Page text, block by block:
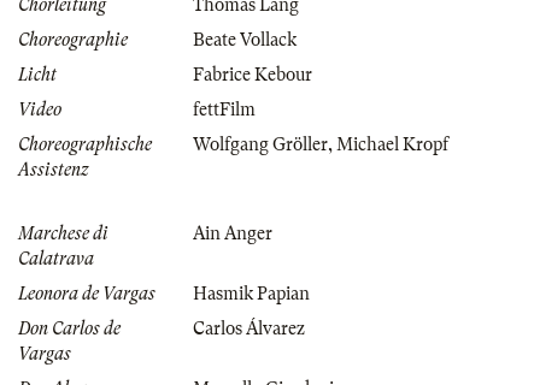
Chorleitung
Thomas Lang
Choreographie
Beate Vollack
Licht
Fabrice Kebour
Video
fettFilm
Choreographische
Assistenz
Wolfgang Gröller,Michael Kropf
Marchese di
Calatrava
Ain Anger
Leonora de Vargas
Hasmik Papian
Don Carlos de
Vargas
Carlos Álvarez